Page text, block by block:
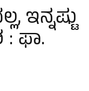
ಇನ್ನಷ್ಟು
ಫಾ.